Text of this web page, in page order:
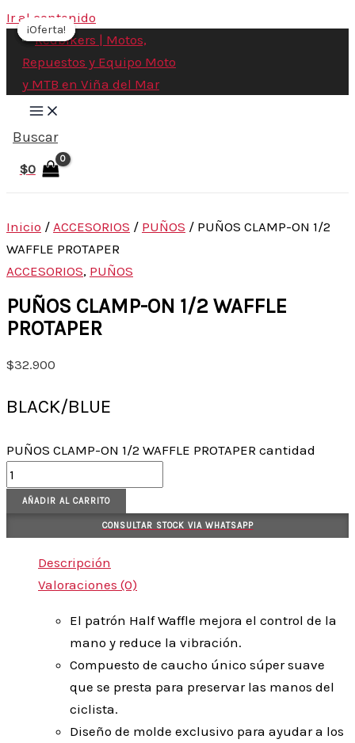
Ir al contenido
Buscar
$0
Inicio / ACCESORIOS / PUÑOS / PUÑOS CLAMP-ON 1/2
WAFFLE PROTAPER
ACCESORIOS, PUÑOS
PUÑOS CLAMP-ON 1/2 WAFFLE
PROTAPER
$32.900
BLACK/BLUE
PUÑOS CLAMP-ON 1/2 WAFFLE PROTAPER cantidad
AÑADIR AL CARRITO
CONSULTAR STOCK VIA WHATSAPP
Descripción
Valoraciones (0)
El patrón Half Waffle mejora el control de la
mano y reduce la vibración.
Compuesto de caucho único súper suave
que se presta para preservar las manos del
ciclista.
Diseño de molde exclusivo para ayudar a los
¡Oferta!
¡Oferta!
¡Oferta!
¡Oferta!